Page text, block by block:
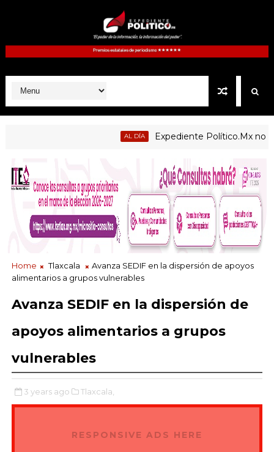
AL DÍA Expediente Político.Mx no 1126
Home Tlaxcala
Avanza SEDIF en la dispersión de apoyos
alimentarios a grupos vulnerables
Avanza SEDIF en la dispersión de
apoyos alimentarios a grupos
vulnerables
3 years ago Tlaxcala,
RESPONSIVE ADS HERE